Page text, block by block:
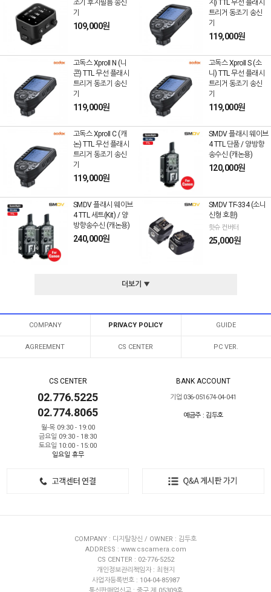
조기 후지필름 송신
기
109,000원
지) TTL 무선 플래시
트리거 동조기 송신
기
119,000원
고독스 XproII N (니
콘) TTL 무선 플래시
트리거 동조기 송신
기
119,000원
고독스 XproII S (소
니) TTL 무선 플래시
트리거 동조기 송신
기
119,000원
고독스 XproII C (캐
논) TTL 무선 플래시
트리거 동조기 송신
기
119,000원
SMDV 플래시 웨이브
4 TTL 단품 / 양방향
송수신 (캐논용)
120,000원
SMDV 플래시 웨이브
4 TTL 세트(Kit) / 양
방향송수신 (캐논용)
240,000원
SMDV TF-334 (소니
신형 호환)
핫슈 컨버터
25,000원
더보기 ▼
COMPANY PRIVACY POLICY GUIDE
AGREEMENT CS CENTER PC VER.
CS CENTER
02.776.5225
02.774.8065
월-목 09:30 - 19:00
금요일 09:30 - 18:30
토요일 10:00 - 15:00
일요일 휴무
BANK ACCOUNT
기업 036-051674-04-041
예금주 : 김두호
COMPANY : 디지탈창신 / OWNER : 김두호
ADDRESS : www.cscamera.com
CS CENTER : 02-776-5252
개인정보관리책임자 : 최현지
사업자등록번호 : 104-04-85987